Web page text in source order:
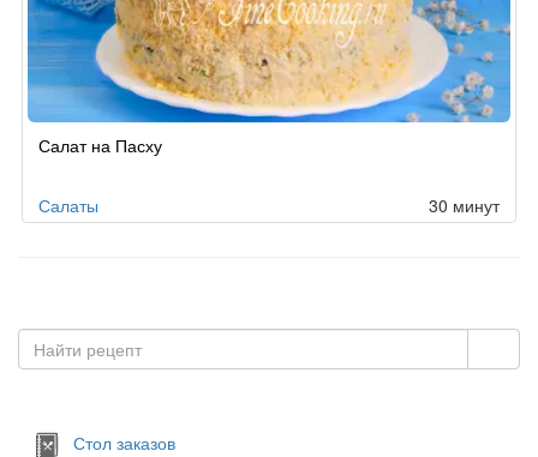
Салат на Пасху
Салаты 30 минут
Стол заказов